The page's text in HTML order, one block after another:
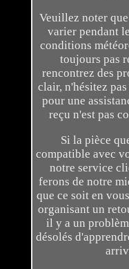
Veuillez noter
varier pendant
conditions
toujours pas
rencontrez des
clair, n'hésitez
pour une
reçu n'est pas
Si la pièce
compatible avec
notre service
ferons de notre
que ce soit en
organisant un
il y a un
désolés